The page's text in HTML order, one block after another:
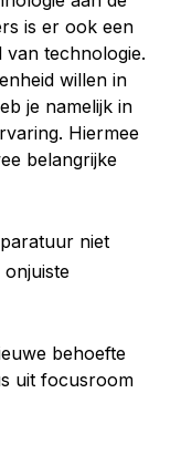
is er ook een
van technologie.
willen in
je namelijk in
Hiermee
belangrijke
niet
behoefte
uit focusroom